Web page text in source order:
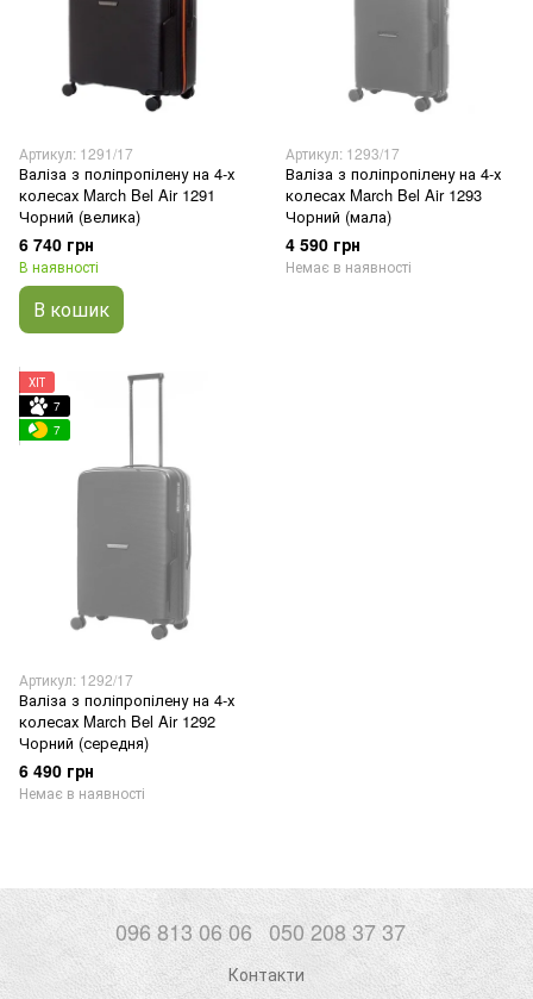
Артикул: 1291/17
Валіза з поліпропілену на 4-х
колесах March Bel Air 1291
Чорний (велика)
6 740 грн
В наявності
В кошик
Артикул: 1293/17
Валіза з поліпропілену на 4-х
колесах March Bel Air 1293
Чорний (мала)
4 590 грн
Немає в наявності
ХІТ
7
7
Артикул: 1292/17
Валіза з поліпропілену на 4-х
колесах March Bel Air 1292
Чорний (середня)
6 490 грн
Немає в наявності
096 813 06 06 050 208 37 37
Контакти